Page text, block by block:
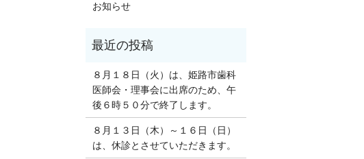
お知らせ
８月１８日（火）は、姫路市歯科
医師会・理事会に出席のため、午
後６時５０分で終了します。
８月１３日（木）～１６日（日）
は、休診とさせていただきます。